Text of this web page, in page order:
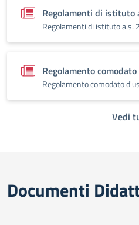
Regolamenti di
Regolamenti di istituto
Regolamento
Regolamento comodato
Vedi
Documenti